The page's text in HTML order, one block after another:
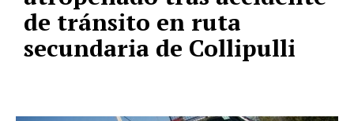
de tránsito en ruta
secundaria de Collipulli